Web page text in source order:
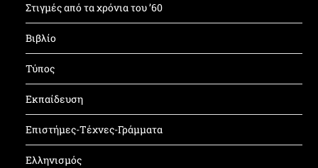
Στιγμές από τα χρόνια του ’60
Βιβλίο
Τύπος
Εκπαίδευση
Επιστήμες-Τέχνες-Γράμματα
Ελληνισμός